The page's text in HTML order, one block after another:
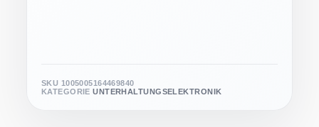
SKU 1005005164469840
KATEGORIE UNTERHALTUNGSELEKTRONIK